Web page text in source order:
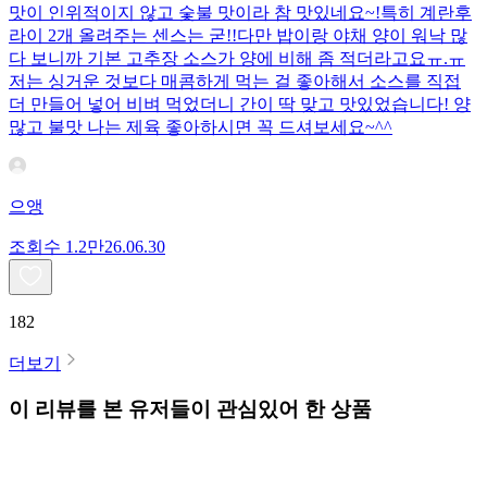
맛이 인위적이지 않고 숯불 맛이라 참 맛있네요~!특히 계란후
라이 2개 올려주는 센스는 굳!! ​다만 밥이랑 야채 양이 워낙 많
다 보니까 기본 고추장 소스가 양에 비해 좀 적더라고요ㅠ.ㅠ
저는 싱거운 것보다 매콤하게 먹는 걸 좋아해서 소스를 직접
더 만들어 넣어 비벼 먹었더니 간이 딱 맞고 맛있었습니다! 양
많고 불맛 나는 제육 좋아하시면 꼭 드셔보세요~^^
으앵
조회수 1.2만26.06.30
182
더보기
이 리뷰를 본 유저들이 관심있어 한 상품